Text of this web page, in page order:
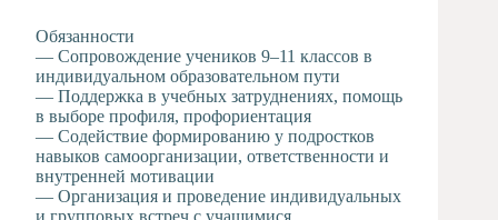
Обязанности
— Сопровождение учеников 9–11 классов в
индивидуальном образовательном пути
— Поддержка в учебных затруднениях, помощь
в выборе профиля, профориентация
— Содействие формированию у подростков
навыков самоорганизации, ответственности и
внутренней мотивации
— Организация и проведение индивидуальных
и групповых встреч с учащимися